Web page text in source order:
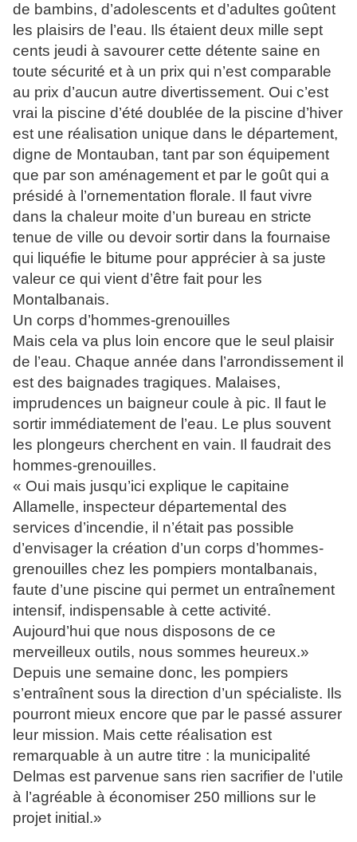
de bambins, d’adolescents et d’adultes goûtent
les plaisirs de l’eau. Ils étaient deux mille sept
cents jeudi à savourer cette détente saine en
toute sécurité et à un prix qui n’est comparable
au prix d’aucun autre divertissement. Oui c’est
vrai la piscine d’été doublée de la piscine d’hiver
est une réalisation unique dans le département,
digne de Montauban, tant par son équipement
que par son aménagement et par le goût qui a
présidé à l’ornementation florale. Il faut vivre
dans la chaleur moite d’un bureau en stricte
tenue de ville ou devoir sortir dans la fournaise
qui liquéfie le bitume pour apprécier à sa juste
valeur ce qui vient d’être fait pour les
Montalbanais.
Un corps d’hommes-grenouilles
Mais cela va plus loin encore que le seul plaisir
de l’eau. Chaque année dans l’arrondissement il
est des baignades tragiques. Malaises,
imprudences un baigneur coule à pic. Il faut le
sortir immédiatement de l’eau. Le plus souvent
les plongeurs cherchent en vain. Il faudrait des
hommes-grenouilles.
« Oui mais jusqu’ici explique le capitaine
Allamelle, inspecteur départemental des
services d’incendie, il n’était pas possible
d’envisager la création d’un corps d’hommes-
grenouilles chez les pompiers montalbanais,
faute d’une piscine qui permet un entraînement
intensif, indispensable à cette activité.
Aujourd’hui que nous disposons de ce
merveilleux outils, nous sommes heureux.»
Depuis une semaine donc, les pompiers
s’entraînent sous la direction d’un spécialiste. Ils
pourront mieux encore que par le passé assurer
leur mission. Mais cette réalisation est
remarquable à un autre titre : la municipalité
Delmas est parvenue sans rien sacrifier de l’utile
à l’agréable à économiser 250 millions sur le
projet initial.»